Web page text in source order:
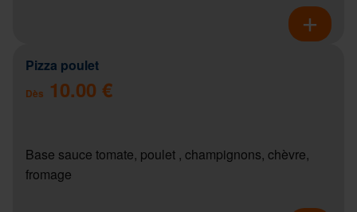
Pizza poulet
Dès 10.00 €
Base sauce tomate, poulet , champignons, chèvre,
fromage